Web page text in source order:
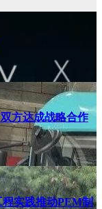
方达成战略合作
实践推动PEM制